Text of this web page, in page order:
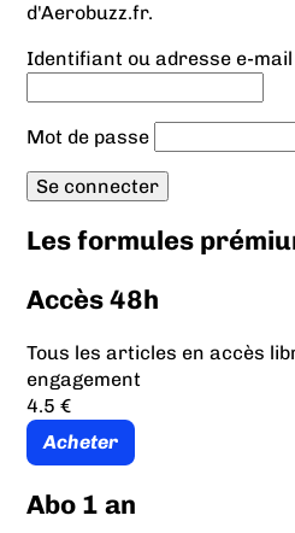
d'Aerobuzz.fr.
Identifiant ou adresse e-mail
Mot de passe
Les formules
Accès 48h
Tous les articles en accès
engagement
4.5 €
Acheter
Abo 1 an